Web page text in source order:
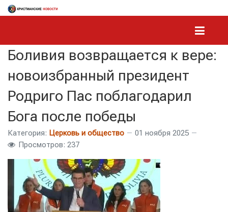
Боливия возвращается к вере:
новоизбранный президент
Родриго Пас поблагодарил
Бога после победы
Категория: Церковь и общество
01 ноября 2025
Просмотров: 237